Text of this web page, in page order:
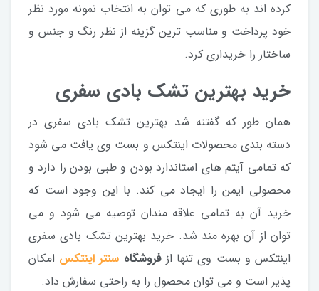
کرده اند به طوری که می توان به انتخاب نمونه مورد نظر
خود پرداخت و مناسب ترین گزینه از نظر رنگ و جنس و
ساختار را خریداری کرد.
خرید بهترین تشک بادی سفری
همان طور که گفتنه شد بهترین تشک بادی سفری در
دسته بندی محصولات اینتکس و بست وی یافت می شود
که تمامی آیتم های استاندارد بودن و طبی بودن را دارد و
محصولی ایمن را ایجاد می کند. با این وجود است که
خرید آن به تمامی علاقه مندان توصیه می شود و می
توان از آن بهره مند شد. خرید بهترین تشک بادی سفری
اینتکس و بست وی تنها ازفروشگاه سنتر اینتکس امکان
پذیر است و می توان محصول را به راحتی سفارش داد.